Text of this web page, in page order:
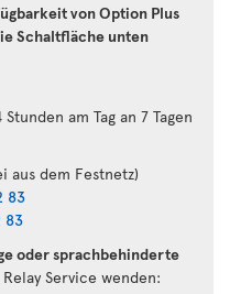
von Option Plus
Schaltfläche unten
am Tag an 7 Tagen
aus dem Festnetz)
83
83
oder sprachbehinderte
Service wenden: